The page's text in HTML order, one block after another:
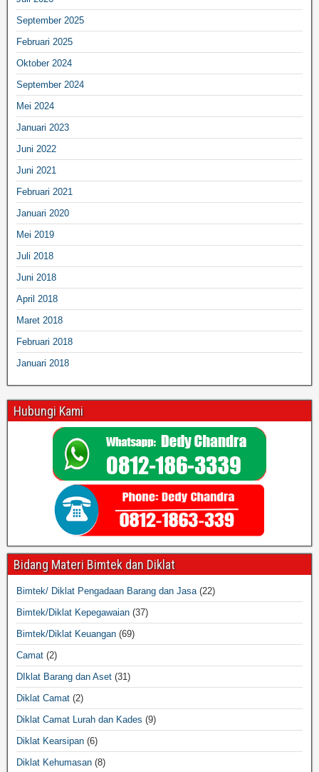
September 2025
Februari 2025
Oktober 2024
September 2024
Mei 2024
Januari 2023
Juni 2022
Juni 2021
Februari 2021
Januari 2020
Mei 2019
Juli 2018
Juni 2018
April 2018
Maret 2018
Februari 2018
Januari 2018
Hubungi Kami
Bidang Materi Bimtek dan Diklat
Bimtek/ Diklat Pengadaan Barang dan Jasa(22)
Bimtek/Diklat Kepegawaian (37)
Bimtek/Diklat Keuangan (69)
Camat (2)
DIklat Barang dan Aset (31)
Diklat Camat (2)
Diklat Camat Lurah dan Kades (9)
Diklat Kearsipan (6)
Diklat Kehumasan (8)